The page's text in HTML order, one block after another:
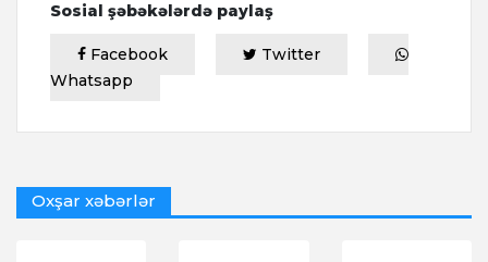
Sosial şəbəkələrdə paylaş
Facebook
Twitter
Whatsapp
Oxşar xəbərlər